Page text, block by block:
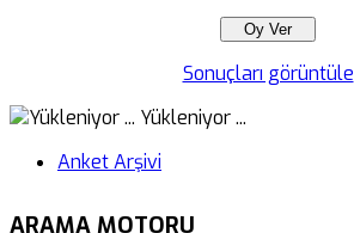
Sonuçları görüntüle
Yükleniyor ...
Anket Arşivi
ARAMA MOTORU